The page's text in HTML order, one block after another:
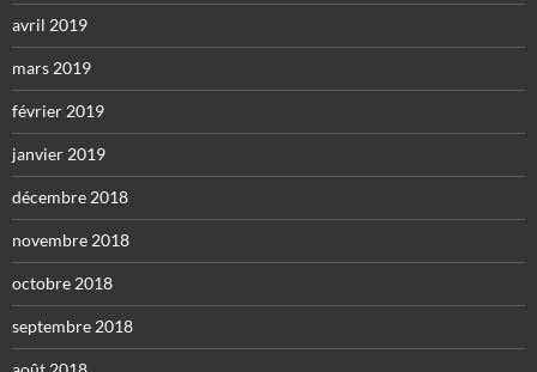
avril 2019
mars 2019
février 2019
janvier 2019
décembre 2018
novembre 2018
octobre 2018
septembre 2018